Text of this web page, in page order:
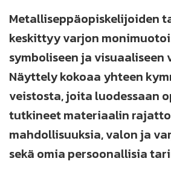
Metalliseppäopiskelijoiden
keskittyy varjon
symboliseen ja visuaaliseen
Näyttely kokoaa yhteen
veistosta, joita luodessaan
tutkineet materiaalin
mahdollisuuksia, valon ja
sekä omia persoonallisia